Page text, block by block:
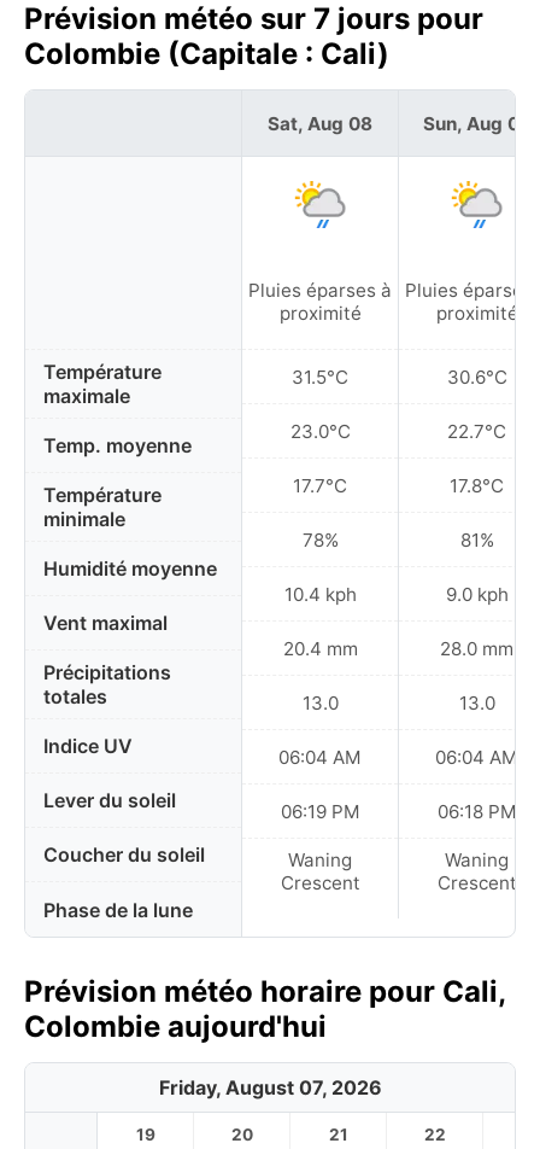
Prévision météo sur 7 jours pour
Colombie (Capitale : Cali)
Température
maximale
Temp. moyenne
Température
minimale
Humidité moyenne
Vent maximal
Précipitations
totales
Indice UV
Lever du soleil
Coucher du soleil
Phase de la lune
Sat, Aug 08
Pluies éparses à
proximité
31.5°C
23.0°C
17.7°C
78%
10.4 kph
20.4 mm
13.0
06:04 AM
06:19 PM
Waning
Crescent
Sun, Aug 09
Pluies éparses
proximité
30.6°C
22.7°C
17.8°C
81%
9.0 kph
28.0 mm
13.0
06:04 AM
06:18 PM
Waning
Crescent
Prévision météo horaire pour Cali,
Colombie aujourd'hui
Friday, August 07, 2026
19 20 21 22